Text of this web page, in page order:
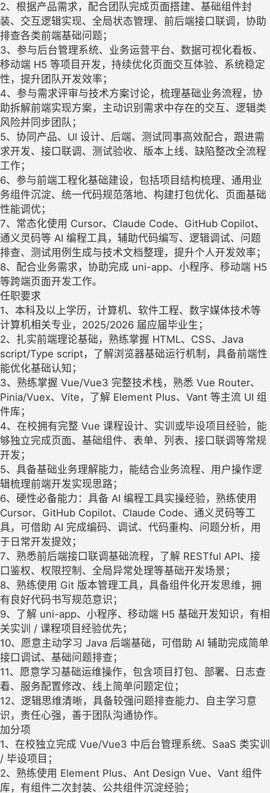
2、根据产品需求，配合团队完成页面搭建、基础组件封
装、交互逻辑实现、全局状态管理、前后端接口联调，协助
排查各类前端基础问题；
3、参与后台管理系统、业务运营平台、数据可视化看板、
移动端 H5 等项目开发，持续优化页面交互体验、系统稳定
性，提升团队开发效率；
4、参与需求评审与技术方案讨论，梳理基础业务流程，协
助拆解前端实现方案，主动识别需求中存在的交互、逻辑类
风险并同步团队；
5、协同产品、UI 设计、后端、测试同事高效配合，跟进需
求开发、接口联调、测试验收、版本上线、缺陷整改全流程
工作；
6、参与前端工程化基础建设，包括项目结构梳理、通用业
务组件沉淀、统一代码规范落地、构建打包优化、页面基础
性能调优；
7、常态化使用 Cursor、Claude Code、GitHub Copilot、
通义灵码等 AI 编程工具，辅助代码编写、逻辑调试、问题
排查、测试用例生成与技术文档整理，提升个人开发效率；
8、配合业务需求，协助完成 uni-app、小程序、移动端 H5
等跨端页面开发工作。
任职要求
1、本科及以上学历，计算机、软件工程、数字媒体技术等
计算机相关专业，2025/2026 届应届毕业生；
2、扎实前端理论基础，熟练掌握 HTML、CSS、Java
script/Type script，了解浏览器基础运行机制，具备前端性
能优化基础认知；
3、熟练掌握 Vue/Vue3 完整技术栈，熟悉 Vue Router、
Pinia/Vuex、Vite，了解 Element Plus、Vant 等主流 UI 组
件库；
4、在校拥有完整 Vue 课程设计、实训或毕设项目经验，能
够独立完成页面、基础组件、表单、列表、接口联调等常规
开发；
5、具备基础业务理解能力，能结合业务流程、用户操作逻
辑梳理前端开发实现思路；
6、硬性必备能力：具备 AI 编程工具实操经验，熟练使用
Cursor、GitHub Copilot、Claude Code、通义灵码等工
具，可借助 AI 完成编码、调试、代码重构、问题分析，用
于日常开发提效；
7、熟悉前后端接口联调基础流程，了解 RESTful API、接
口鉴权、权限控制、全局异常处理等基础开发场景；
8、熟练使用 Git 版本管理工具，具备组件化开发思维，拥
有良好代码书写规范意识；
9、了解 uni-app、小程序、移动端 H5 基础开发知识，有相
关实训 / 课程项目经验优先；
10、愿意主动学习 Java 后端基础，可借助 AI 辅助完成简单
接口调试、基础问题排查；
11、愿意学习基础运维操作，包含项目打包、部署、日志查
看、服务配置修改、线上简单问题定位；
12、逻辑思维清晰，具备较强问题排查能力、自主学习意
识，责任心强，善于团队沟通协作。
加分项
1、在校独立完成 Vue/Vue3 中后台管理系统、SaaS 类实训
/ 毕设项目；
2、熟练使用 Element Plus、Ant Design Vue、Vant 组件
库，有组件二次封装、公共组件沉淀经验；